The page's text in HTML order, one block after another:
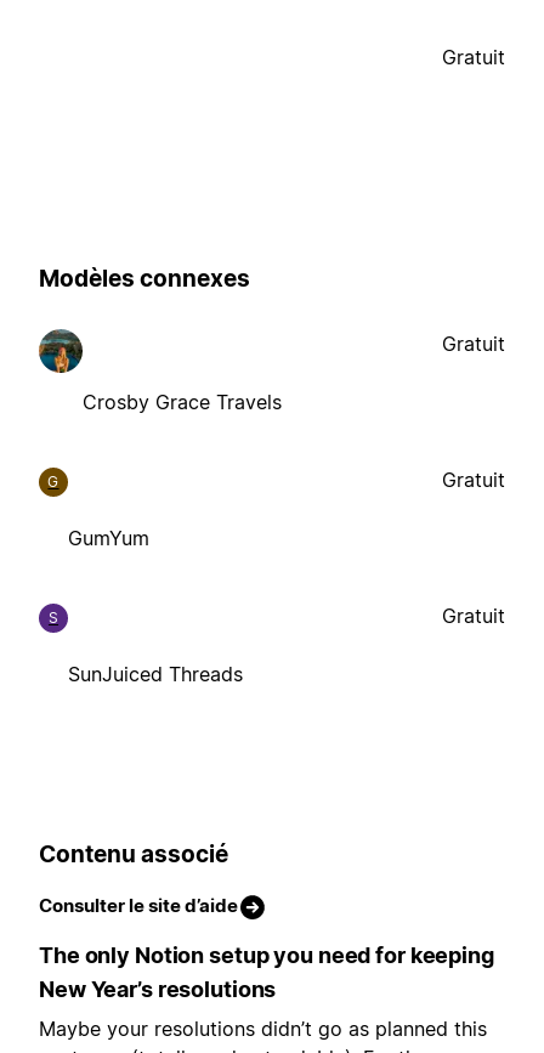
Gratuit
Modèles connexes
Crosby Grace Travels
Gratuit
G
GumYum
Gratuit
S
SunJuiced Threads
Gratuit
Contenu associé
Consulter le site d’aide
The only Notion setup you need for keeping
New Year’s resolutions
Maybe your resolutions didn’t go as planned this